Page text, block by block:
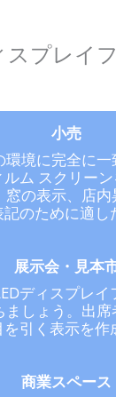
スプレイ
小売
環境に完全に
ム スクリー
窓の表示、店
記のために適し
展示会・見本
ディスプレ
しょう。出
引く表示を
商業スペース